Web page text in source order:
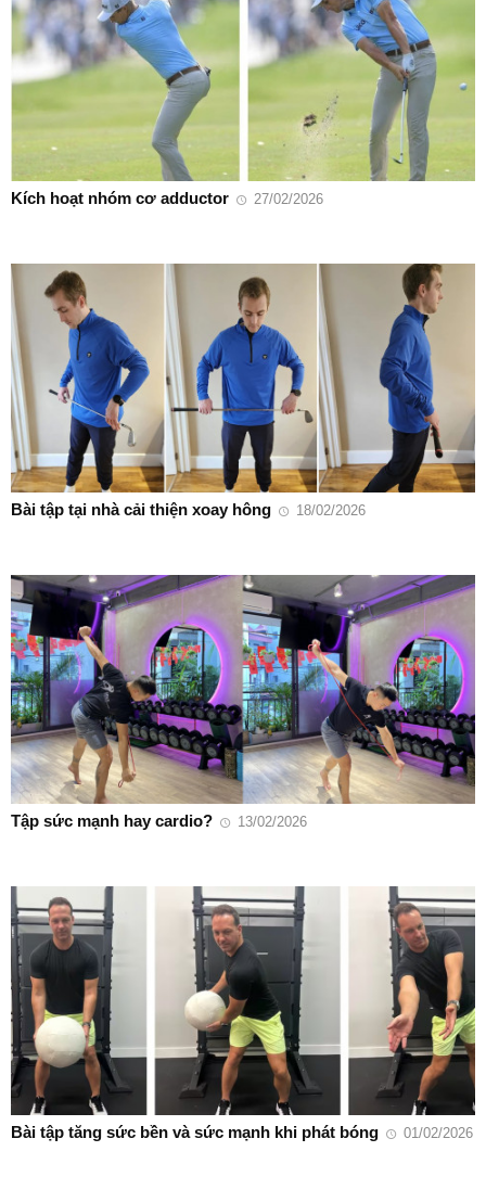
Kích hoạt nhóm cơ adductor 27/02/2026
Bài tập tại nhà cải thiện xoay hông 18/02/2026
Tập sức mạnh hay cardio? 13/02/2026
Bài tập tăng sức bền và sức mạnh khi phát bóng 01/02/2026